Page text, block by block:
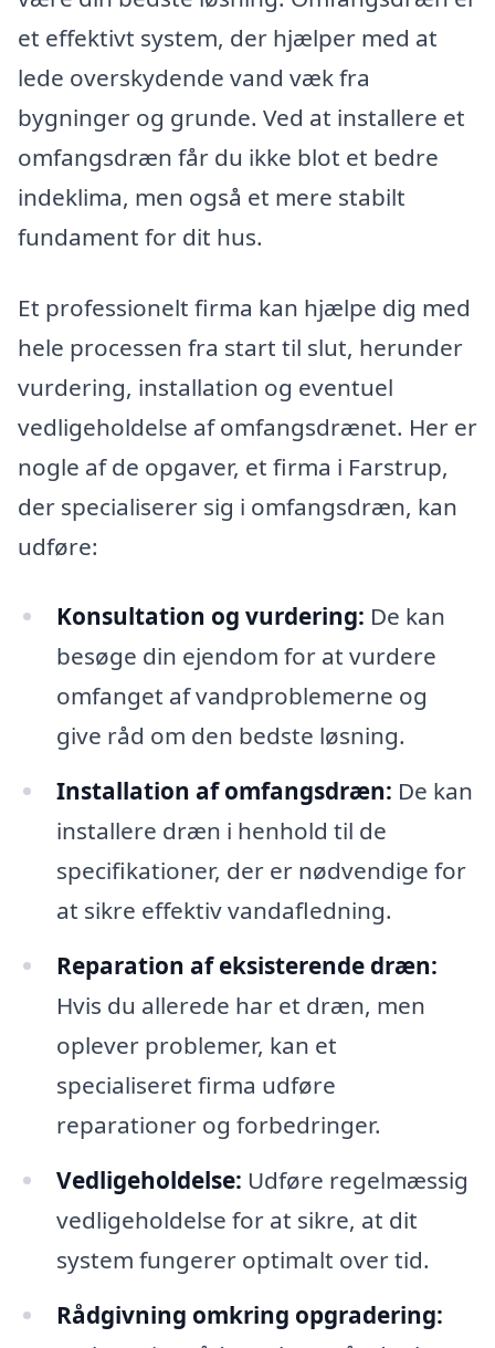
et effektivt system, der hjælper med at
lede overskydende vand væk fra
bygninger og grunde. Ved at installere et
omfangsdræn får du ikke blot et bedre
indeklima, men også et mere stabilt
fundament for dit hus.
Et professionelt firma kan hjælpe dig med
hele processen fra start til slut, herunder
vurdering, installation og eventuel
vedligeholdelse af omfangsdrænet. Her er
nogle af de opgaver, et firma i Farstrup,
der specialiserer sig i omfangsdræn, kan
udføre:
Konsultation og vurdering: De kan
besøge din ejendom for at vurdere
omfanget af vandproblemerne og
give råd om den bedste løsning.
Installation af omfangsdræn: De kan
installere dræn i henhold til de
specifikationer, der er nødvendige for
at sikre effektiv vandafledning.
Reparation af eksisterende dræn:
Hvis du allerede har et dræn, men
oplever problemer, kan et
specialiseret firma udføre
reparationer og forbedringer.
Vedligeholdelse: Udføre regelmæssig
vedligeholdelse for at sikre, at dit
system fungerer optimalt over tid.
Rådgivning omkring opgradering: